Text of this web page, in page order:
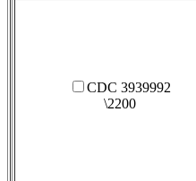
CDC 3939992
\2200